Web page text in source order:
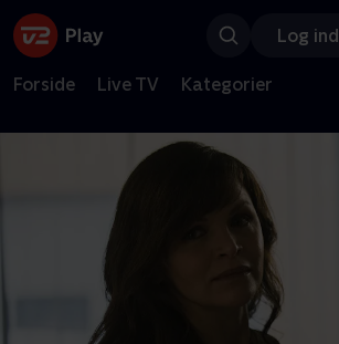
Log ind
Forside Live TV Kategorier